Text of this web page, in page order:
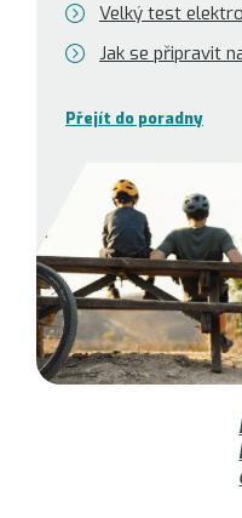
Velký test
Jak se připravit
Přejít do poradny